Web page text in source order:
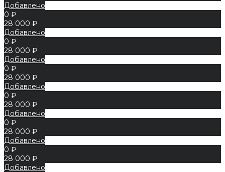
Добавлено
0 ₽
28 000 ₽
Добавлено
0 ₽
28 000 ₽
Добавлено
0 ₽
28 000 ₽
Добавлено
0 ₽
28 000 ₽
Добавлено
0 ₽
28 000 ₽
Добавлено
0 ₽
28 000 ₽
Добавлено